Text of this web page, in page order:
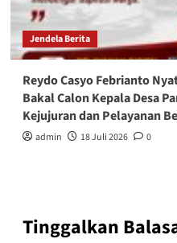
Jendela Berita
Reydo Casyo Febrianto
Bakal Calon Kepala Desa
Kejujuran dan Pelayanan
admin 18 Juli 2026 0
Tinggalkan